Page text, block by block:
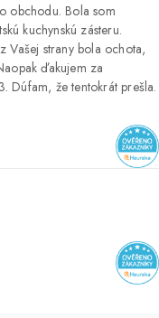
obchodu. Bola som
kuchynskú zásteru.
Vašej strany bola ochota,
ďakujem za
Dúfam, že tentokrát prešla.